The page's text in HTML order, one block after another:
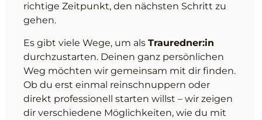
richtige Zeitpunkt, den nächsten Schritt zu
gehen.
Es gibt viele Wege, um als Trauredner:in
durchzustarten. Deinen ganz persönlichen
Weg möchten wir gemeinsam mit dir finden.
Ob du erst einmal reinschnuppern oder
direkt professionell starten willst – wir zeigen
dir verschiedene Möglichkeiten, wie du mit